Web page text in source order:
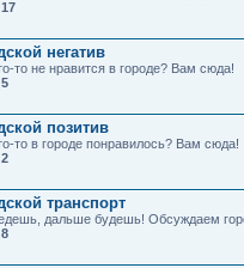
17
негатив
то не нравится в городе? Вам сюда!
5
позитив
то в городе понравилось? Вам сюда!
2
транспорт
дальше будешь! Обсуждаем
8